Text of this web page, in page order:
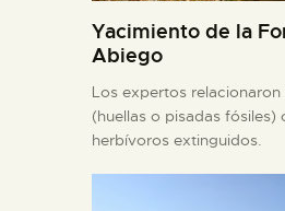
Yacimiento de la
Abiego
Los expertos relacionaron
(huellas o pisadas fósiles)
herbívoros extinguidos.